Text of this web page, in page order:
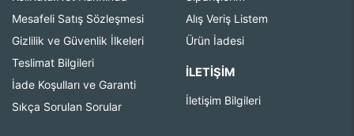
Mesafeli Satış Sözleşmesi
Gizlilik ve Güvenlik İlkeleri
Teslimat Bilgileri
İade Koşulları ve Garanti
Sıkça Sorulan Sorular
Alış Veriş Listem
Ürün İadesi
İLETIŞIM
İletişim Bilgileri